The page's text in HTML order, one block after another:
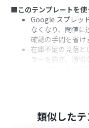
■このテンプレートを使
Google スプレッ
なくなり、閾値
確認の手間を省け
在庫不足の見落と
ラーを防ぎ、適切
次に、トリガー
「行が更新され
類似したテ